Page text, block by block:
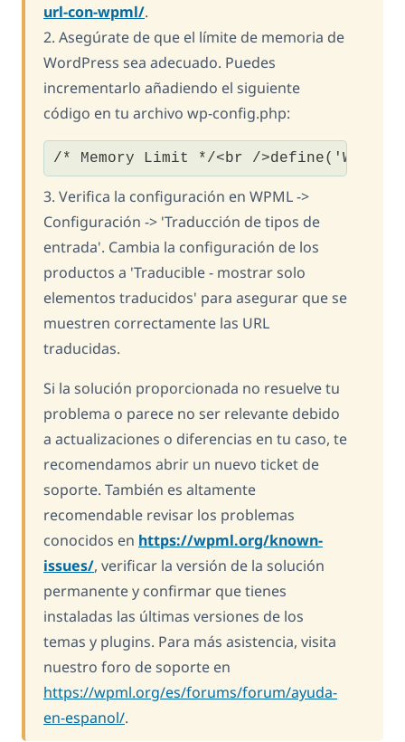
url-con-wpml/.
2. Asegúrate de que el límite de memoria de
WordPress sea adecuado. Puedes
incrementarlo añadiendo el siguiente
código en tu archivo wp-config.php:
/* Memory Limit */<br /
3. Verifica la configuración en WPML ->
Configuración -> 'Traducción de tipos de
entrada'. Cambia la configuración de los
productos a 'Traducible - mostrar solo
elementos traducidos' para asegurar que se
muestren correctamente las URL
traducidas.
Si la solución proporcionada no resuelve tu
problema o parece no ser relevante debido
a actualizaciones o diferencias en tu caso, te
recomendamos abrir un nuevo ticket de
soporte. También es altamente
recomendable revisar los problemas
conocidos en https://wpml.org/known-
issues/, verificar la versión de la solución
permanente y confirmar que tienes
instaladas las últimas versiones de los
temas y plugins. Para más asistencia, visita
nuestro foro de soporte en
https://wpml.org/es/forums/forum/ayuda-
en-espanol/.